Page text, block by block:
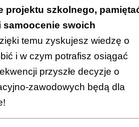
projektu szkolnego,
samoocenie swoich
temu zyskujesz wiedzę o
i w czym potrafisz osiągać
przyszłe decyzje o
zawodowych będą dla